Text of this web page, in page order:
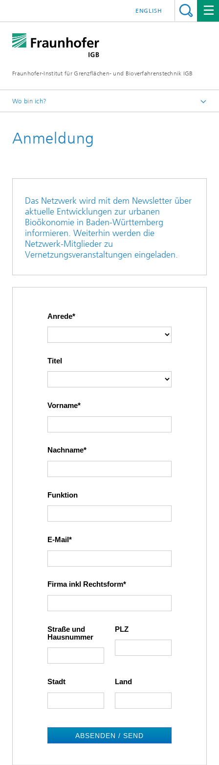
Fraunhofer-Institut für Grenzflächen- und Bioverfahrenstechnik IGB
ENGLISH
Wo bin ich?
Projekte
Anmeldung
Das Netzwerk wird mit dem Newsletter über
aktuelle Entwicklungen zur urbanen
Bioökonomie in Baden-Württemberg
informieren. Weiterhin werden die
Netzwerk-Mitglieder zu
Vernetzungsveranstaltungen eingeladen.
Anrede
Titel
Vorname
Nachname
Funktion
E-Mail
Firma inkl Rechtsform
Straße und
Hausnummer
PLZ
Stadt Land
ABSENDEN / SEND